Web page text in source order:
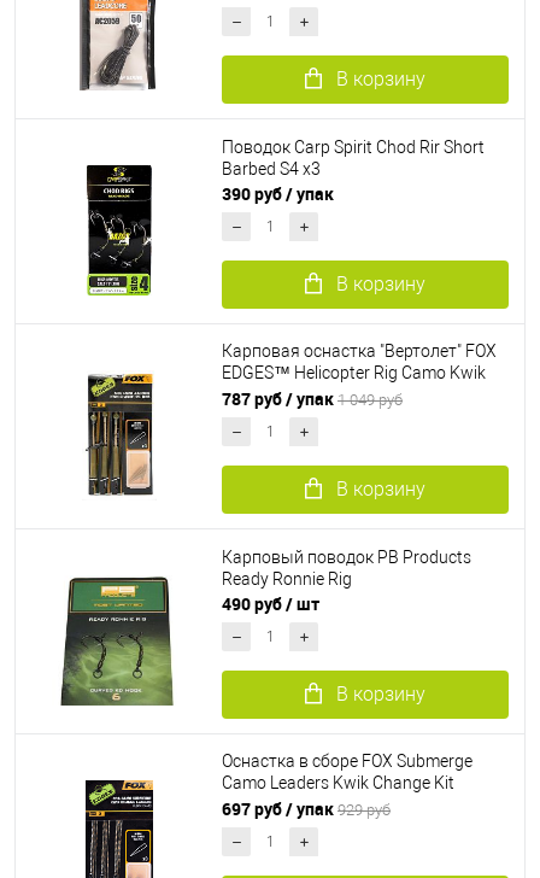
В корзину
Поводок Carp Spirit Chod Rir Short
Barbed S4 x3
390 руб/ упак
В корзину
Карповая оснастка "Вертолет" FOX
EDGES™ Helicopter Rig Camo Kwik
Chang 50 Lb
787 руб/ упак 1 049 руб
В корзину
Карповый поводок PB Products
Ready Ronnie Rig
490 руб/ шт
В корзину
Оснастка в сборе FOX Submerge
Camo Leaders Kwik Change Kit
EDGES
697 руб/ упак 929 руб